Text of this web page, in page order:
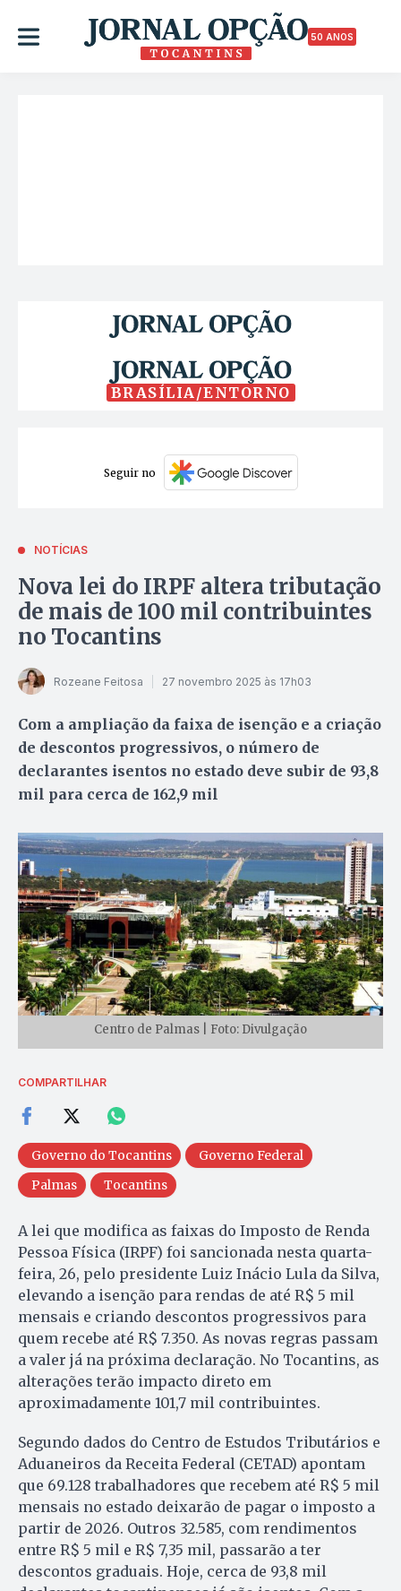
50 ANOS
BRASÍLIA/ENTORNO
Seguir no
NOTÍCIAS
Nova lei do IRPF altera tributação
de mais de 100 mil contribuintes
no Tocantins
Rozeane Feitosa 27 novembro 2025 às 17h03
Com a ampliação da faixa de isenção e a criação
de descontos progressivos, o número de
declarantes isentos no estado deve subir de 93,8
mil para cerca de 162,9 mil
Centro de Palmas | Foto: Divulgação
COMPARTILHAR
Governo do Tocantins
Governo Federal
Palmas
Tocantins
A lei que modifica as faixas do Imposto de Renda
Pessoa Física (IRPF) foi sancionada nesta quarta-
feira, 26, pelo presidente Luiz Inácio Lula da Silva,
elevando a isenção para rendas de até R$ 5 mil
mensais e criando descontos progressivos para
quem recebe até R$ 7.350. As novas regras passam
a valer já na próxima declaração. No Tocantins, as
alterações terão impacto direto em
aproximadamente 101,7 mil contribuintes.
Segundo dados do Centro de Estudos Tributários e
Aduaneiros da Receita Federal (CETAD) apontam
que 69.128 trabalhadores que recebem até R$ 5 mil
mensais no estado deixarão de pagar o imposto a
partir de 2026. Outros 32.585, com rendimentos
entre R$ 5 mil e R$ 7,35 mil, passarão a ter
descontos graduais. Hoje, cerca de 93,8 mil